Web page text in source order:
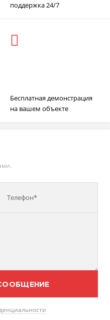
поддержка 24/7
Бесплатная демонстрация
на вашем объекте
Телефон*